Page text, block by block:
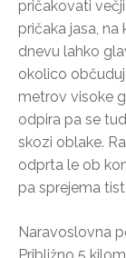
pričakovati
pričaka jasa,
dnevu lahko
okolico
metrov visoke
odpira pa se
skozi oblake.
odprta le ob
pa sprejema
Naravoslovna